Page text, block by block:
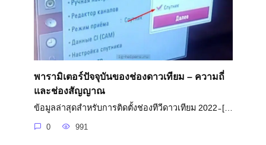
พารามิเตอร์ปัจจุบันของช่องดาวเทียม – ความถี่
และช่องสัญญาณ
ข้อมูลล่าสุดสำหรับการติดตั้งช่องทีวีดาวเทียม 2022 ̵ […
0 991